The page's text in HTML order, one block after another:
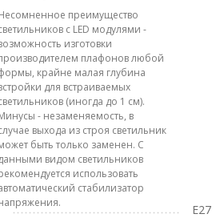
преимущество
с LED модулями -
изготовки
плафонов любой
крайне малая глубина
для встраиваемых
(иногда до 1 см).
- незаменяемость, в
выхода из строя светильник
быть только заменен. С
видом светильников
использовать
стабилизатор
E27